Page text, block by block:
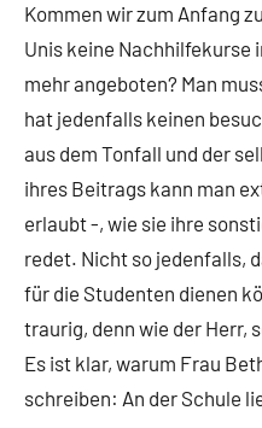
Kommen wir zum Anfang
Unis keine Nachhilfekurse
mehr angeboten? Man
hat jedenfalls keinen
aus dem Tonfall und der
ihres Beitrags kann man
erlaubt -, wie sie ihre
redet. Nicht so jedenfalls,
für die Studenten dienen
traurig, denn wie der Herr,
Es ist klar, warum Frau
schreiben: An der Schule